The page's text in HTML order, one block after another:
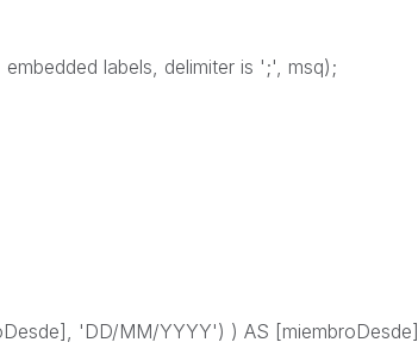
labels, delimiter is ';', msq);
'DD/MM/YYYY') ) AS [miembroDesde],